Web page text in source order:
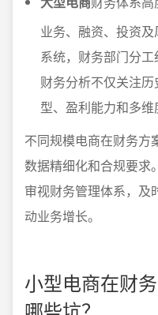
业务、融资、投资
系统，财务部门分工
财务分析不仅关注
型、盈利能力和多维
不同规模电商在财务方
数据精细化和合规要求
审视财务管理体系，及
动业务增长。
小型电商在财